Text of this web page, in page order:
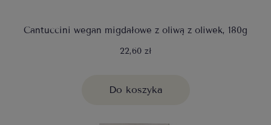
Cantuccini wegan migdałowe z oliwą z oliwek, 180g
22,60 zł
Do koszyka